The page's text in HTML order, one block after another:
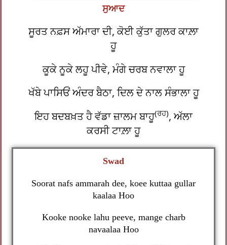
ਸੂਰਤ ਨਫ਼ਸ ਅੱਮਾਰਾ ਦੀ, ਕੋਈ ਕੁੱਤਾ ਗੁਲਰ ਕਾਲ਼ਾ
ਹੂ
ਕੂਕੇ ਨੂਕੇ ਲਹੂ ਪੀਵੇ, ਮੰਗੇ ਚਰਬ ਨਵਾਲਾ ਹੂ
ਖੱਬੇ ਪਾਸਿਓਂ ਅੰਦਰ ਬੈਠਾ, ਦਿਲ ਦੇ ਨਾਲ ਸੰਭਾਲਾ ਹੂ
ਇਹ ਬਦਬਖ਼ਤ ਹੈ ਵੱਡਾ ਜ਼ਾਲਮ ਬਾਹੂ(ਰਹ), ਅੱਲਾ
ਕਰਸੀ ਟਾਲ਼ਾ ਹੂ
ਸੁਆਦ
Soorat nafs ammarah dee, koee kuttaa gullar
kaalaa Hoo
Kooke nooke lahu peeve, mange charb
navaalaa Hoo
Swad